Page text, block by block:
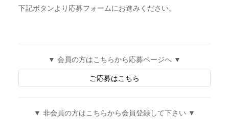
下記ボタンより応募フォームにお進みください。
▼ 会員の方はこちらから応募ページへ ▼
ご応募はこちら
▼ 非会員の方はこちらから会員登録して下さい ▼